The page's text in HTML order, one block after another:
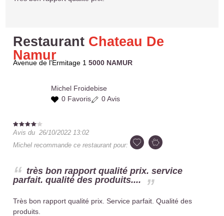
Restaurant Chateau De
Namur
Avenue de l'Ermitage 15000 NAMUR
Michel Froidebise
0 Favoris
0 Avis
Avis du26/10/2022 13:02
Michel recommande ce restaurant pour:
très bon rapport qualité prix. service
parfait. qualité des produits....
Très bon rapport qualité prix. Service parfait. Qualité des
produits.